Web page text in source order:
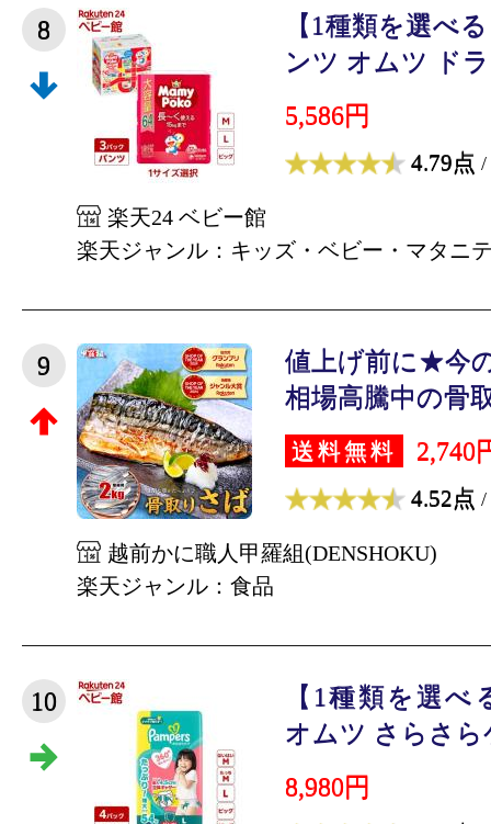
8
【1種類を選べ
ンツ オムツ ド
5,586円
4.79点 /
楽天24 ベビー館
楽天ジャンル：キッズ・ベビー・マタニ
9
値上げ前に★今
相場高騰中の骨
送料無料 2,740
4.52点 /
越前かに職人甲羅組(DENSHOKU)
楽天ジャンル：食品
10
【1種類を選
オムツ さらさら
8,980円